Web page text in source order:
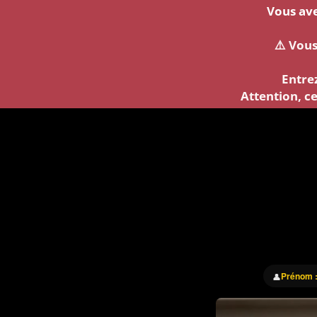
Vous
⚠️
Attention,
👤Prénom